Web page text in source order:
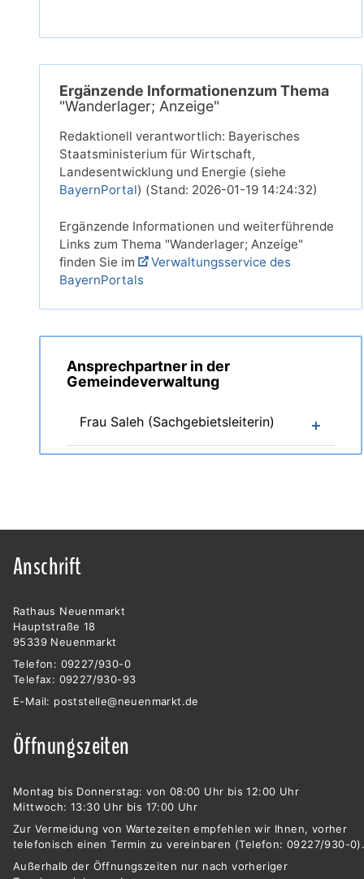
Ergänzende Informationenzum Thema
"Wanderlager; Anzeige"
Redaktionell verantwortlich: Bayerisches
Staatsministerium für Wirtschaft,
Landesentwicklung und Energie (siehe
BayernPortal) (Stand: 2026-01-19 14:24:32)
Ergänzende Informationen und weiterführende
Links zum Thema "Wanderlager; Anzeige"
finden Sie im
Verwaltungsservice des
BayernPortals
Ansprechpartner in der
Gemeindeverwaltung
Frau Saleh (Sachgebietsleiterin)
Anschrift
Rathaus Neuenmarkt
Hauptstraße 18
95339 Neuenmarkt
Telefon: 09227/930-0
Telefax: 09227/930-93
E-Mail: poststelle@neuenmarkt.de
Öffnungszeiten
Montag bis Donnerstag: von 08:00 Uhr bis 12:00 Uhr
Mittwoch: 13:30 Uhr bis 17:00 Uhr
Zur Vermeidung von Wartezeiten empfehlen wir Ihnen, vorher
telefonisch einen Termin zu vereinbaren (Telefon: 09227/930-
Außerhalb der Öffnungszeiten nur nach vorheriger